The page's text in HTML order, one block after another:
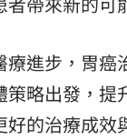
進步，胃
略出發，
的治療成